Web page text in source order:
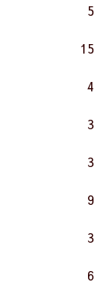
5
15
4
3
3
9
3
6